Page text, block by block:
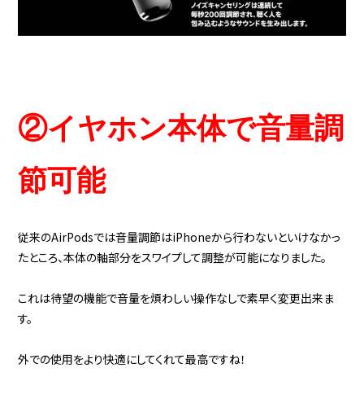
②イヤホン本体で音量調
節可能
従来のAirPodsでは音量調節はiPhoneから行わないといけなかっ
たところ、本体の軸部分をスワイプして調整が可能になりました。
これは待望の機能で音量を煩わしい操作なしで素早く変更出来ま
す。
外での使用をより快適にしてくれて最高ですね！